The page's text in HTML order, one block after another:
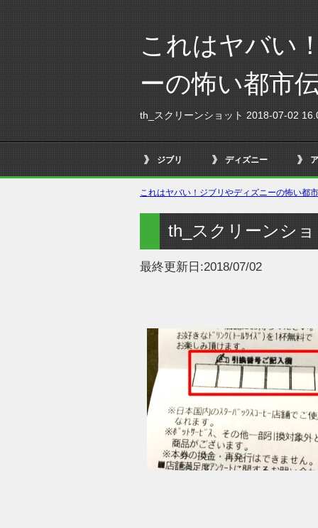
これはヤバい
ーの怖い都市
th_スクリーンショット 2018-07-02
ジブリ ディズニー
これはヤバい！ジブリやディズニーの怖い都
th_スクリーンシ
最終更新日:2018/07/02